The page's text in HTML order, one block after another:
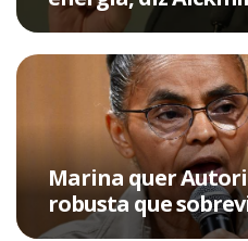
Marina quer
robusta que